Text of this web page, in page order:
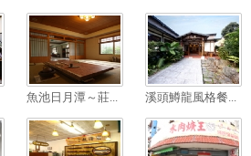
魚池日月潭～莊... 溪頭鱒龍風格餐...